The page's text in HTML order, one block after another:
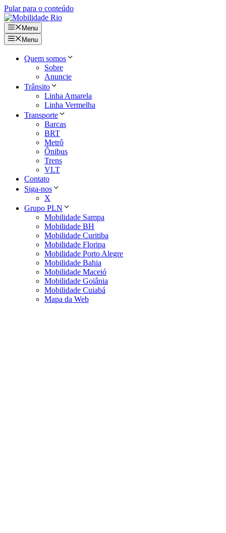
Pular para o conteúdo
Menu
Menu
Quem somos
Sobre
Anuncie
Trânsito
Linha Amarela
Linha Vermelha
Transporte
Barcas
BRT
Metrô
Ônibus
Trens
VLT
Contato
Siga-nos
X
Grupo PLN
Mobilidade Sampa
Mobilidade BH
Mobilidade Curitiba
Mobilidade Floripa
Mobilidade Porto Alegre
Mobilidade Bahia
Mobilidade Maceió
Mobilidade Goiânia
Mobilidade Cuiabá
Mapa da Web